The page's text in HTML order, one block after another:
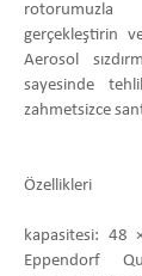
gerçekleştirin
Aerosol
sayesinde
zahmetsizce
Özellikleri
kapasitesi:
Eppendorf